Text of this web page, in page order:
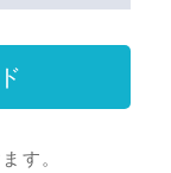
す。